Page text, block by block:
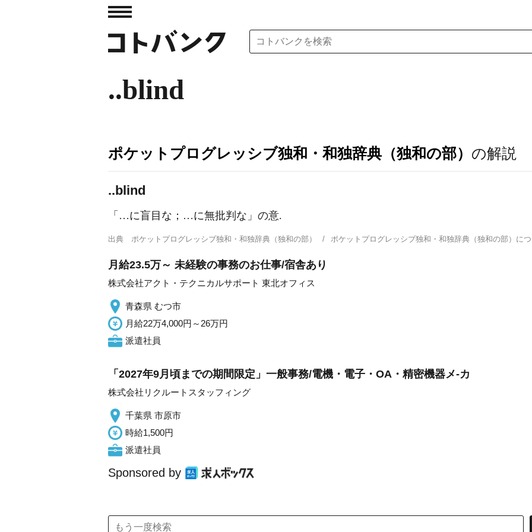
..blind
ポケットプログレッシブ独和・和独辞典（独和の部） の解説
..blind
「…に盲目な；…に無批判な」の意.
出典 ポケットプログレッシブ独和・和独辞典（独和の部） ポケットプログレッシブ独和・和独辞典（独和の部）
月給23.5万～ 未経験の事務のお仕事/宿舎あり
株式会社アクト・テクニカルサポート 東北オフィス
青森県 むつ市
月給22万4,000円～26万円
派遣社員
「2027年9月頃までの期間限定」一般事務/電機・電子・OA・精密機器メ-カ
株式会社リクルートスタッフィング
千葉県 市原市
時給1,500円
派遣社員
Sponsored by